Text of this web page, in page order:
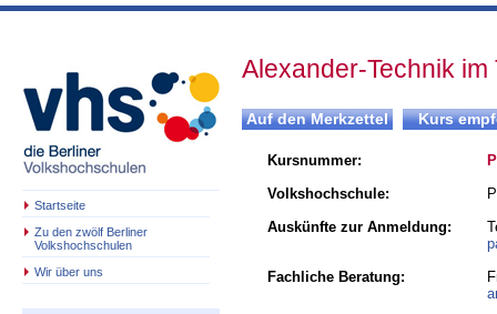
Startseite
Zu den zwölf Berliner
Volkshochschulen
Wir über uns
Alexander-Technik im
Kursnummer:
Volkshochschule:
Auskünfte zur Anmeldung:
Fachliche Beratung: